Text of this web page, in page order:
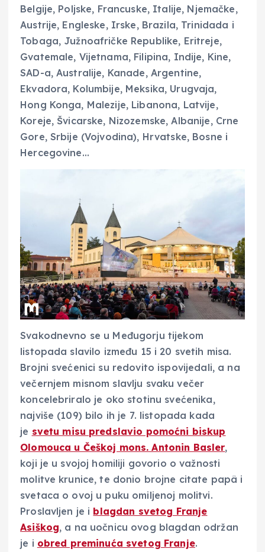
Belgije, Poljske, Francuske, Italije, Njemačke,
Austrije, Engleske, Irske, Brazila, Trinidada i
Tobaga, Južnoafričke Republike, Eritreje,
Gvatemale, Vijetnama, Filipina, Indije, Kine,
SAD-a, Australije, Kanade, Argentine,
Ekvadora, Kolumbije, Meksika, Urugvaja,
Hong Konga, Malezije, Libanona, Latvije,
Koreje, Švicarske, Nizozemske, Albanije, Crne
Gore, Srbije (Vojvodina), Hrvatske, Bosne i
Hercegovine…
Svakodnevno se u Međugorju tijekom
listopada slavilo između 15 i 20 svetih misa.
Brojni svećenici su redovito ispovijedali, a na
večernjem misnom slavlju svaku večer
koncelebriralo je oko stotinu svećenika,
najviše (109) bilo ih je 7. listopada kada
je svetu misu predslavio pomoćni biskup
Olomouca u Češkoj mons. Antonin Basler,
koji je u svojoj homiliji govorio o važnosti
molitve krunice, te donio brojne citate papâ i
svetaca o ovoj u puku omiljenoj molitvi.
Proslavljen je i blagdan svetog Franje
Asiškog, a na uočnicu ovog blagdan održan
je i obred preminuća svetog Franje.